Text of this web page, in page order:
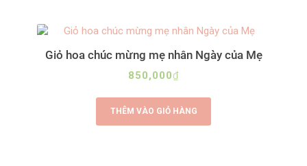
Giỏ hoa chúc mừng mẹ nhân Ngày của Mẹ
850,000₫
THÊM VÀO GIỎ HÀNG